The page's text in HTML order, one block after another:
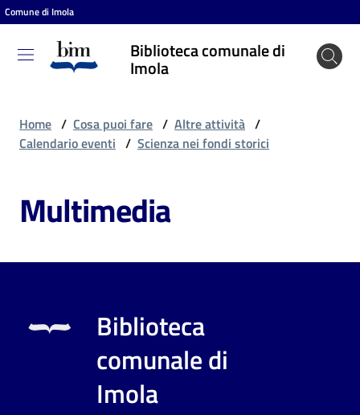
Vai al contenuto
Vai alla navigazione
Vai al footer
Comune di Imola
Biblioteca comunale di
Imola
Biblioteca
comunale
puoi
Home / Cosa puoi fare / Altre attività /
Calendario eventi / Scienza nei fondi storici
Multimedia
Biblioteca
comunale di
Imola